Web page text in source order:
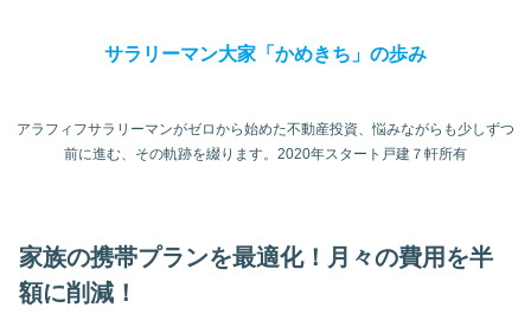
サラリーマン大家「かめきち」の歩み
アラフィフサラリーマンがゼロから始めた不動産投資、悩みながらも少しずつ
前に進む、その軌跡を綴ります。2020年スタート戸建７軒所有
家族の携帯プランを最適化！月々の費用を半
額に削減！